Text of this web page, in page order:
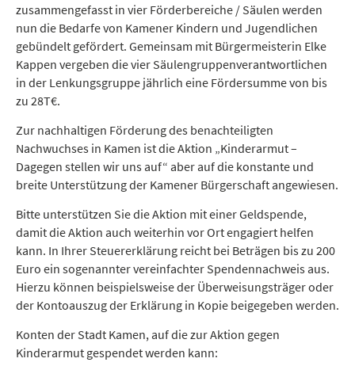
zusammengefasst in vier Förderbereiche / Säulen werden
nun die Bedarfe von Kamener Kindern und Jugendlichen
gebündelt gefördert. Gemeinsam mit Bürgermeisterin Elke
Kappen vergeben die vier Säulengruppenverantwortlichen
in der Lenkungsgruppe jährlich eine Fördersumme von bis
zu 28T€.
Zur nachhaltigen Förderung des benachteiligten
Nachwuchses in Kamen ist die Aktion „Kinderarmut –
Dagegen stellen wir uns auf“ aber auf die konstante und
breite Unterstützung der Kamener Bürgerschaft angewiesen.
Bitte unterstützen Sie die Aktion mit einer Geldspende,
damit die Aktion auch weiterhin vor Ort engagiert helfen
kann. In Ihrer Steuererklärung reicht bei Beträgen bis zu 200
Euro ein sogenannter vereinfachter Spendennachweis aus.
Hierzu können beispielsweise der Überweisungsträger oder
der Kontoauszug der Erklärung in Kopie beigegeben werden.
Konten der Stadt Kamen, auf die zur Aktion gegen
Kinderarmut gespendet werden kann: